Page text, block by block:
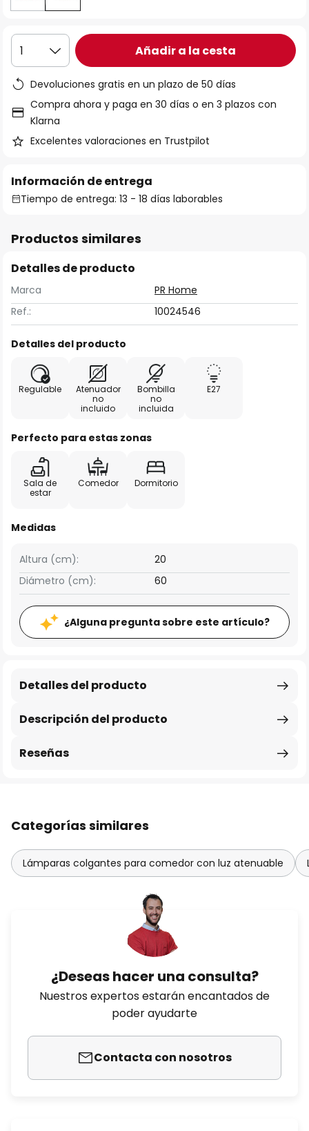
1 Añadir a la cesta
Devoluciones gratis en un plazo de 50 días
Compra ahora y paga en 30 días o en 3 plazos con
Klarna
Excelentes valoraciones en Trustpilot
Información de entrega
Tiempo de entrega: 13 - 18 días laborables
Productos similares
Detalles de producto
Marca
PR Home
Ref.:
10024546
Detalles del producto
Regulable
Atenuador
no
incluido
Bombilla
no
incluida
E27
Perfecto para estas zonas
Sala de
estar
Comedor Dormitorio
Medidas
Altura (cm):
20
Diámetro (cm):
60
¿Alguna pregunta sobre este artículo?
Descripción del producto
Detalles del producto
Reseñas
Categorías similares
Lámparas colgantes para comedor con luz atenuable
¿Deseas hacer una consulta?
Nuestros expertos estarán encantados de
poder ayudarte
Contacta con nosotros